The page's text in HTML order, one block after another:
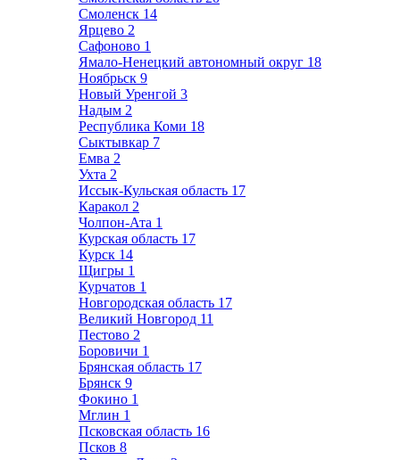
Смоленск 14
Ярцево 2
Сафоново 1
Ямало-Ненецкий автономный округ 18
Ноябрьск 9
Новый Уренгой 3
Надым 2
Республика Коми 18
Сыктывкар 7
Емва 2
Ухта 2
Иссык-Кульская область 17
Каракол 2
Чолпон-Ата 1
Курская область 17
Курск 14
Щигры 1
Курчатов 1
Новгородская область 17
Великий Новгород 11
Пестово 2
Боровичи 1
Брянская область 17
Брянск 9
Фокино 1
Мглин 1
Псковская область 16
Псков 8